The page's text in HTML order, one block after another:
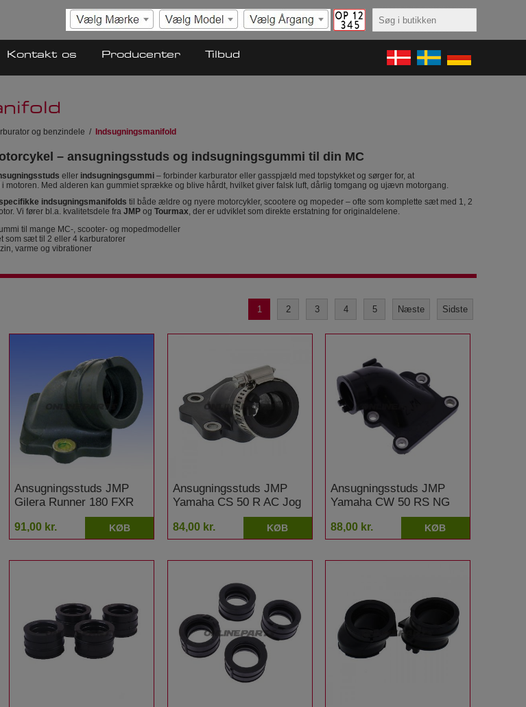
Kontakt os Producenter Tilbud
og benzindele / Indsugningsmanifold
– ansugningsstuds og indsugningsgummi til din MC
eller indsugningsgummi – forbinder karburator eller gasspjæld med topstykket og sørger for, at
motoren. Med alderen kan gummiet sprække og blive hårdt, hvilket giver falsk luft, dårlig tomgang og ujævn motorgang.
indsugningsmanifolds til både ældre og nyere motorcykler, scootere og mopeder – ofte som komplette sæt med 1, 2
Vi fører bl.a. kvalitetsdele fra JMP og Tourmax, der er udviklet som direkte erstatning for originaldelene.
til mange MC-, scooter- og mopedmodeller
som sæt til 2 eller 4 karburatorer
varme og vibrationer
1 2 3 4 5 Næste Sidste
Ansugningsstuds JMP
Gilera Runner 180 FXR
91,00 kr. KØB
Ansugningsstuds JMP
Yamaha CS 50 R AC Jog
84,00 kr. KØB
Ansugningsstuds JMP
Yamaha CW 50 RS NG
88,00 kr. KØB